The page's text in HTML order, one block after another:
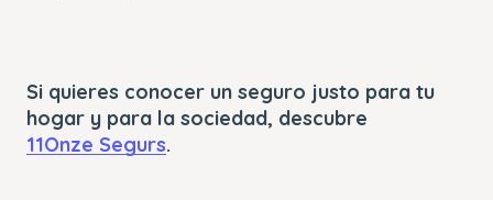
Si quieres conocer un seguro justo para tu
hogar y para la sociedad, descubre
11Onze Segurs.